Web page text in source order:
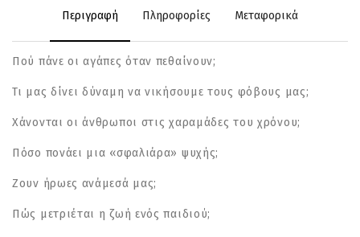
Περιγραφή Πληροφορίες Μεταφορικά
Πού πάνε οι αγάπες όταν πεθαίνουν;
Τι µας δίνει δύναµη να νικήσουµε τους φόβους µας;
Χάνονται οι άνθρωποι στις χαραµάδες του χρόνου;
Πόσο πονάει µια «σφαλιάρα» ψυχής;
Ζουν ήρωες ανάµεσά µας;
Πώς µετριέται η ζωή ενός παιδιού;